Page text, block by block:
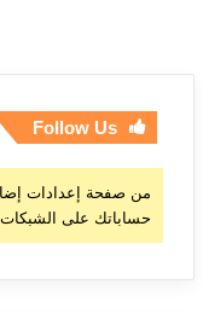
Follow Us
من صفحة إعدادات
حساباتك على الشبكات